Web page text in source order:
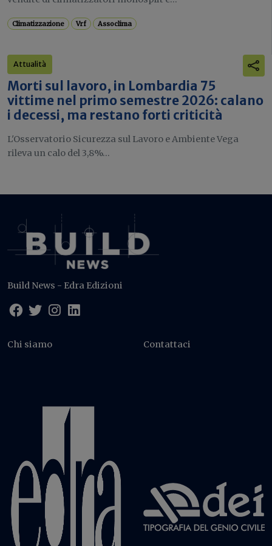
Climatizzazione Vrf Assoclima
Attualità
Morti sul lavoro, in Lombardia 75
vittime nel primo semestre 2026: calano
i decessi, ma restano forti criticità
L'Osservatorio Sicurezza sul Lavoro e Ambiente Vega
rileva un calo del 3,8%...
Build News - Edra Edizioni
Chi siamo Contattaci